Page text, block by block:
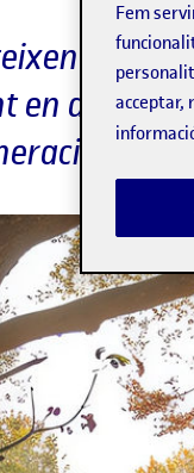
que el
en durada
Fem
acceptar,